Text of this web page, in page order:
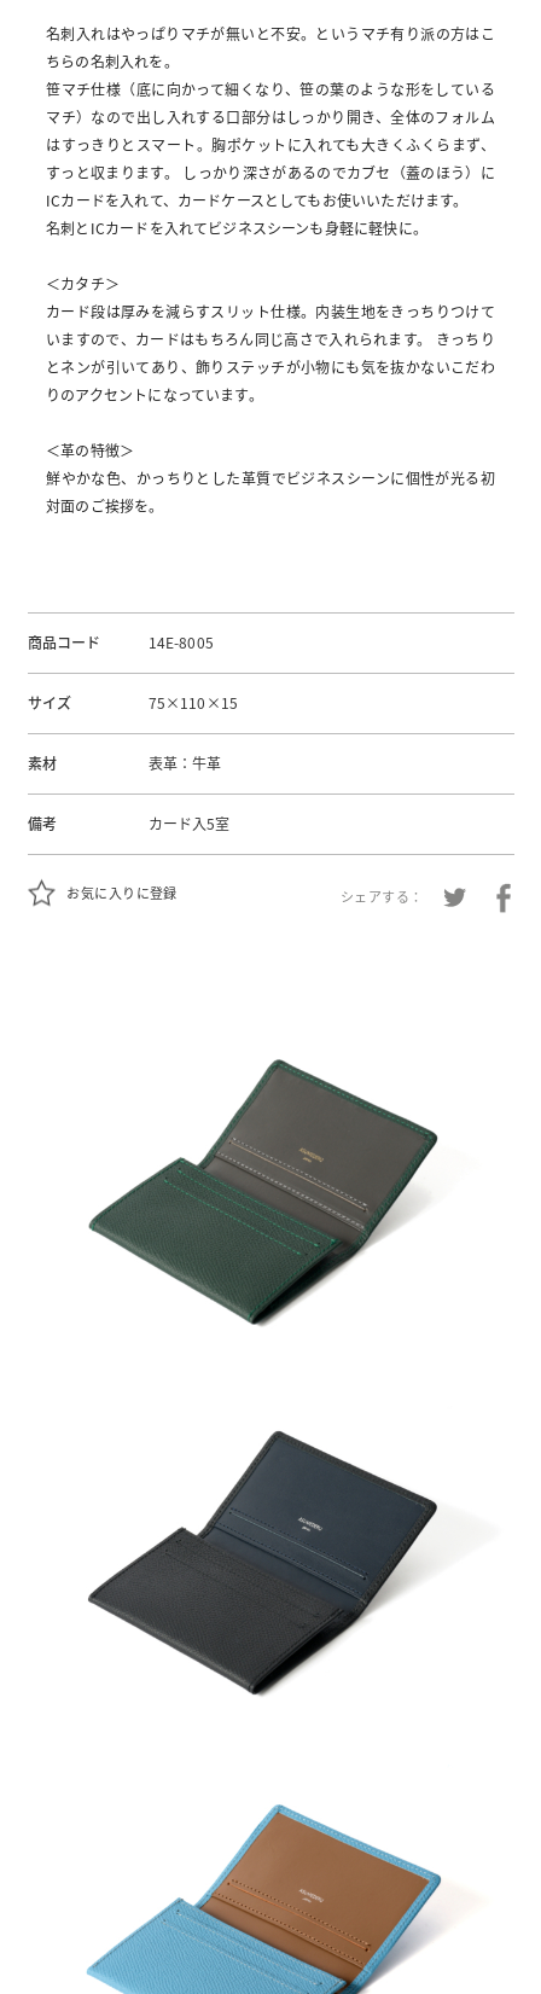
名刺入れはやっぱりマチが無いと不安。というマチ有り派の方はこ
ちらの名刺入れを。
笹マチ仕様（底に向かって細くなり、笹の葉のような形をしている
マチ）なので出し入れする口部分はしっかり開き、全体のフォルム
はすっきりとスマート。胸ポケットに入れても大きくふくらまず、
すっと収まります。 しっかり深さがあるのでカブセ（蓋のほう）に
ICカードを入れて、カードケースとしてもお使いいただけます。
名刺とICカードを入れてビジネスシーンも身軽に軽快に。
＜カタチ＞
カード段は厚みを減らすスリット仕様。内装生地をきっちりつけて
いますので、カードはもちろん同じ高さで入れられます。 きっちり
とネンが引いてあり、飾りステッチが小物にも気を抜かないこだわ
りのアクセントになっています。
＜革の特徴＞
鮮やかな色、かっちりとした革質でビジネスシーンに個性が光る初
対面のご挨拶を。
商品コード 14E-8005
サイズ 75×110×15
素材 表革：牛革
備考 カード入5室
お気に入りに登録 シェアする：